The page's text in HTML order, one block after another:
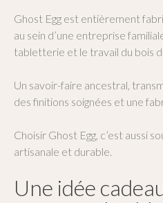
Ghost Egg est entièrement
au sein d’une entreprise
tabletterie et le travail du bois
Un savoir-faire ancestral,
des finitions soignées et une
Choisir Ghost Egg, c’est aussi
artisanale et durable.
Une idée